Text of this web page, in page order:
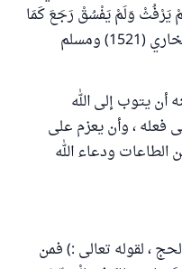
يَرْفُثْ وَلَمْ يَفْسُقْ رَجَعَ كَمَا
وَلَدَتْهُ أُمُّهُ ) أي : بغير ذنب . رواه البخاري (1521) ومسلم
يتوب إلى الله
فعله ، وأن يعزم على
الطاعات ودعاء الله
، لقوله تعالى :) فمن